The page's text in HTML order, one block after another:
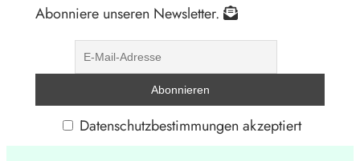
Abonniere unseren Newsletter.
Datenschutzbestimmungen akzeptiert